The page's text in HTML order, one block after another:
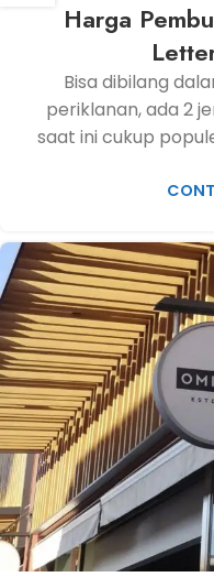
Harga
Bisa dibilang
periklanan, ada 2
saat ini cukup